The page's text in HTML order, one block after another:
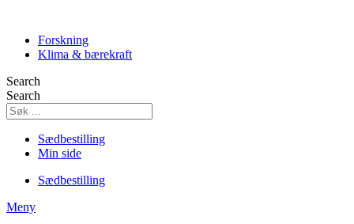
contentForskning
Klima & bærekraft
Search
Search
Sædbestilling
Min side
Sædbestilling
Meny